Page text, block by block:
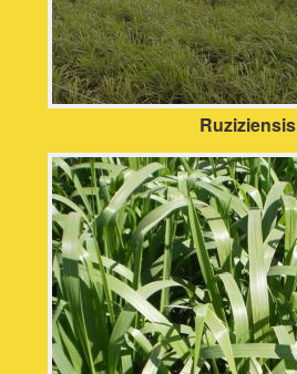
Ruziziensis